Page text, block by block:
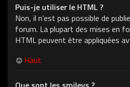
Puis-je utiliser le HTML ?
Non, il n’est pas possible de
forum. La plupart des mises en
HTML peuvent être appliquées
Haut